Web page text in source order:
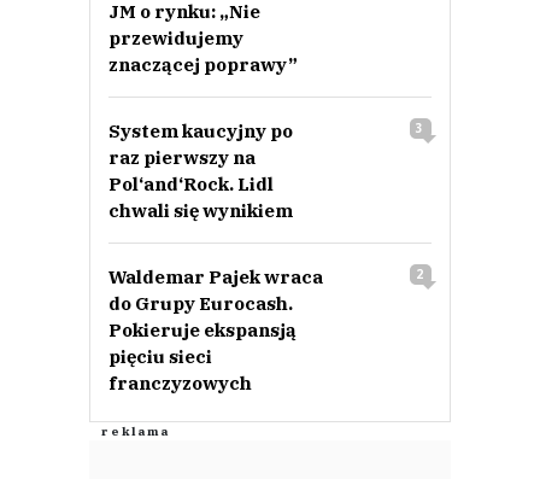
JM o rynku: „Nie
przewidujemy
znaczącej poprawy”
System kaucyjny po
raz pierwszy na
Pol‘and‘Rock. Lidl
chwali się wynikiem
3
Waldemar Pajek wraca
do Grupy Eurocash.
Pokieruje ekspansją
pięciu sieci
franczyzowych
2